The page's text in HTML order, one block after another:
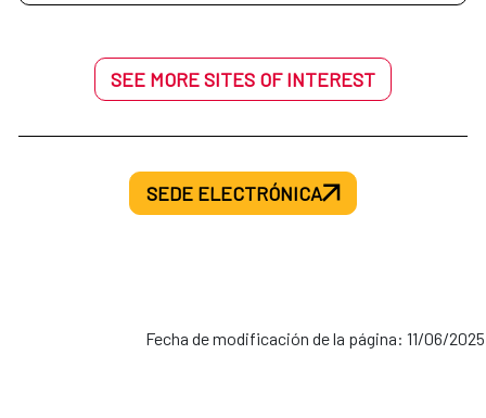
SEE MORE SITES OF INTEREST
SEDE ELECTRÓNICA
Fecha de modificación de la página: 11/06/2025